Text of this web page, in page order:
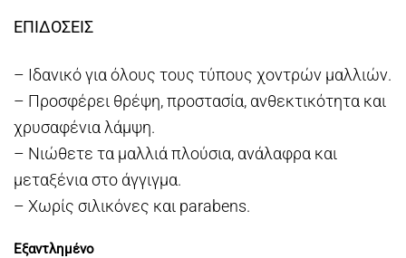
ΕΠΙΔΟΣΕΙΣ
– Ιδανικό για όλους τους τύπους χοντρών μαλλιών.
– Προσφέρει θρέψη, προστασία, ανθεκτικότητα και
χρυσαφένια λάμψη.
– Νιώθετε τα μαλλιά πλούσια, ανάλαφρα και
μεταξένια στο άγγιγμα.
– Χωρίς σιλικόνες και parabens.
Εξαντλημένο